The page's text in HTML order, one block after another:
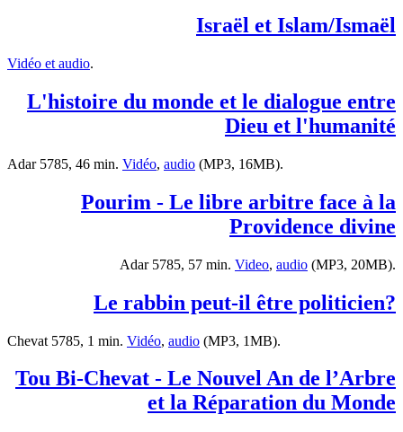
Israël et Islam/Ismaël
Vidéo et audio.
L'histoire du monde et le dialogue entre
Dieu et l'humanité
Adar 5785, 46 min. Vidéo, audio (MP3, 16MB).
Pourim - Le libre arbitre face à la
Providence divine
Adar 5785, 57 min. Video, audio (MP3, 20MB).
?Le rabbin peut-il être politicien
Chevat 5785, 1 min. Vidéo, audio (MP3, 1MB).
Tou Bi-Chevat - Le Nouvel An de l’Arbre
et la Réparation du Monde